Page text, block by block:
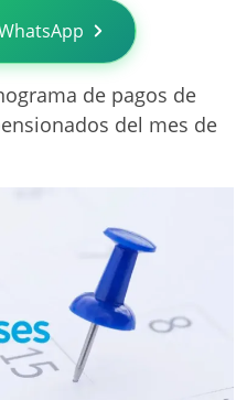
de pagos de
del mes de